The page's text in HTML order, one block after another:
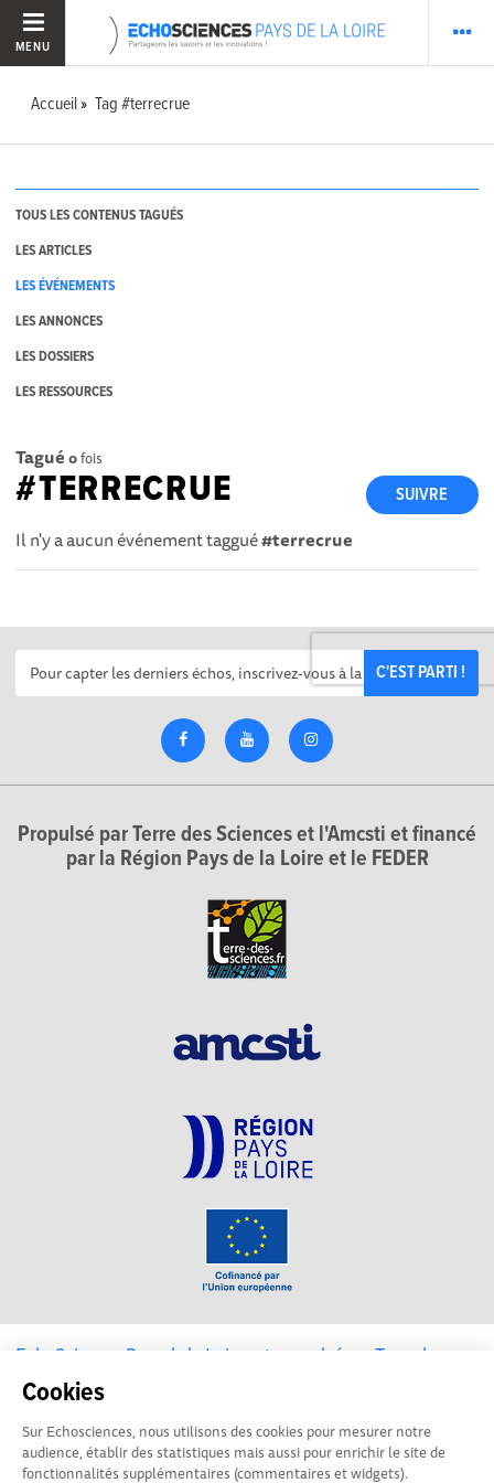
Cookies
Sur Echosciences, nous utilisons des cookies pour mesurer notre
audience, établir des statistiques mais aussi pour enrichir le site de
fonctionnalités supplémentaires (commentaires et widgets).
MENU
Accueil Tag #terrecrue
TOUS LES CONTENUS TAGUÉS
LES ARTICLES
LES ÉVÉNEMENTS
LES ANNONCES
LES DOSSIERS
LES RESSOURCES
Tagué 0fois
SUIVRE
#TERRECRUE
Il n'y a aucun événement taggué#terrecrue
C'EST PARTI !
Propulsé par Terre des Sciences et l'Amcsti et financé
par la Région Pays de la Loire et le FEDER
EchoSciences Pays de la Loire est propulsé parTerre des
Sciences
Mentions légales|Politique de confidentialité|CGU
|Ligne éditoriale